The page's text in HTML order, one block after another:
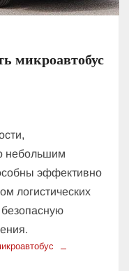
микроавтобус
небольшим
эффективно
логистических